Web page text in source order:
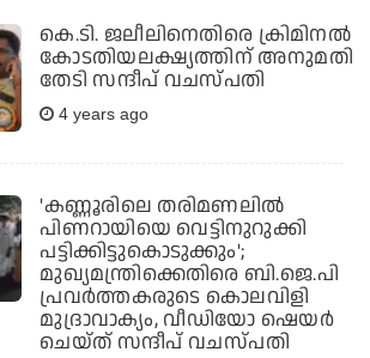
കെ.ടി. ജലീലിനെതിരെ ക്രിമിനല്‍
കോടതിയലക്ഷ്യത്തിന് അനുമതി
തേടി സന്ദീപ് വചസ്പതി
4 years ago
'കണ്ണൂരിലെ തരിമണലില്‍
പിണറായിയെ വെട്ടിനുറുക്കി
പട്ടിക്കിട്ടുകൊടുക്കും';
മുഖ്യമന്ത്രിക്കെതിരെ ബി.ജെ.പി
പ്രവര്‍ത്തകരുടെ കൊലവിളി
മുദ്രാവാക്യം, വീഡിയോ ഷെയര്‍
ചെയ്ത് സന്ദീപ് വചസ്പതി